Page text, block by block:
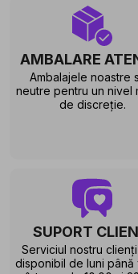
AMBALARE
Ambalajele noastre
neutre pentru un nivel
de discreție.
SUPORT
Serviciul nostru
disponibil de luni până